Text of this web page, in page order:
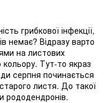
грибкової інфекції,
немає? Відразу варто
на листових
кольору. Тут-то якраз
серпня починається
листя. До такої
рододендронів.